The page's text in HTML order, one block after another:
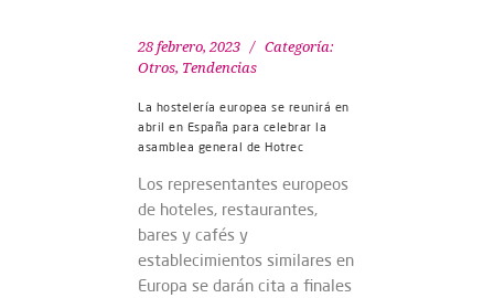
28 febrero, 2023
Categoría:
Otros, Tendencias
La hostelería europea se reunirá en
abril en España para celebrar la
asamblea general de Hotrec
Los representantes europeos
de hoteles, restaurantes,
bares y cafés y
establecimientos similares en
Europa se darán cita a finales